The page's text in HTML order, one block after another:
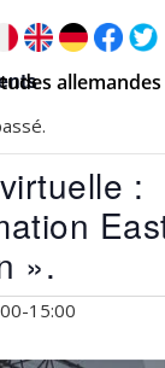
:
».
-15:00